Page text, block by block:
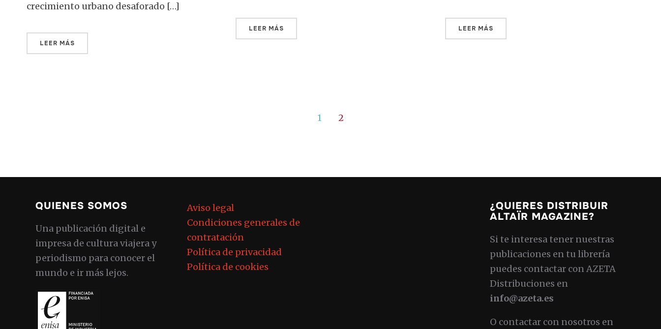
crecimiento urbano desaforado […]
LEER MÁS
LEER MÁS LEER MÁS
1 2
QUIENES SOMOS
Una publicación digital e
impresa de cultura viajera y
periodismo para conocer el
mundo e ir más lejos.
Aviso legal
Condiciones generales de
contratación
Política de privacidad
Política de cookies
¿QUIERES DISTRIBUIR
ALTAÏR MAGAZINE?
Si te interesa tener nuestras
publicaciones en tu librería
puedes contactar con AZETA
Distribuciones en
info@azeta.es
O contactar con nosotros en